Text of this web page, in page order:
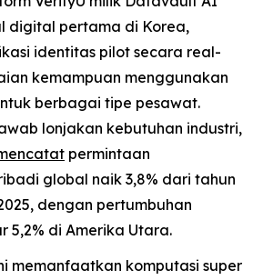
digital pertama di Korea,
identitas pilot secara real-
kemampuan menggunakan
berbagai tipe pesawat.
lonjakan kebutuhan industri,
permintaan
global naik 3,8% dari tahun
dengan pertumbuhan
5,2% di Amerika Utara.
memanfaatkan komputasi super